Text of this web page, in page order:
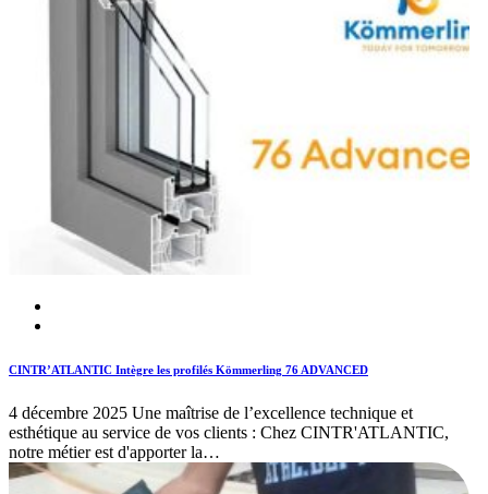
CINTR’ATLANTIC Intègre les profilés Kömmerling 76 ADVANCED
4 décembre 2025 Une maîtrise de l’excellence technique et
esthétique au service de vos clients : Chez CINTR'ATLANTIC,
notre métier est d'apporter la…